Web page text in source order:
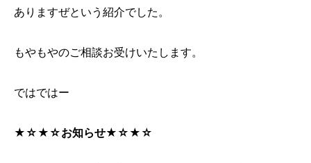
ありますぜという紹介でした。
もやもやのご相談お受けいたします。
ではではー
★☆★☆お知らせ★☆★☆